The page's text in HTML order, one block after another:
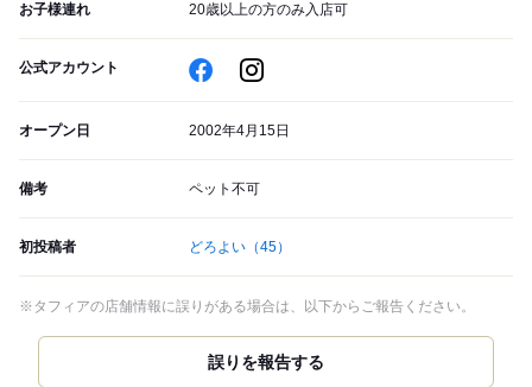
お子様連れ 20歳以上の方のみ入店可
公式アカウント
オープン日 2002年4月15日
備考 ペット不可
初投稿者 どろよい （45）
※タフィアの店舗情報に誤りがある場合は、以下からご報告ください。
誤りを報告する